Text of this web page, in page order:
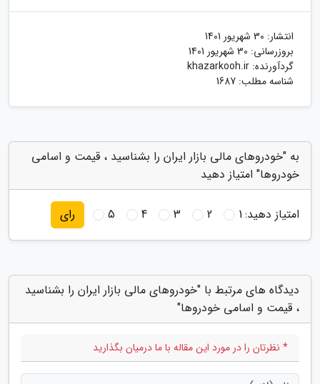
انتشار: 30 شهریور 1401
بروزرسانی: 30 شهریور 1401
گردآورنده: khazarkooh.ir
شناسه مطلب: 1687
به "خودروهای مالی بازار ایران را بشناسید ، قیمت و اسامی
خودروها" امتیاز دهید
امتیاز دهید:1
2
3
4
5 رای
دیدگاه های مرتبط با "خودروهای مالی بازار ایران را بشناسید
، قیمت و اسامی خودروها"
* نظرتان را در مورد این مقاله با ما درمیان بگذارید